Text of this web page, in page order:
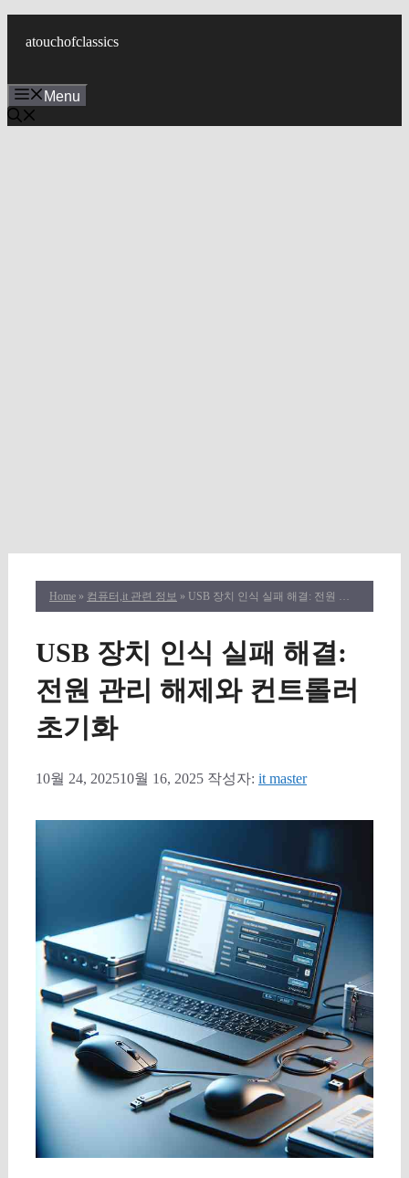
건
너
atouchofclassics
Menu
Home » 컴퓨터,it 관련 정보 » USB 장치 인식 실패 해결: 전원 관리 해제와 컨트롤러 초기화
USB 장치 인식 실패 해결:
전원 관리 해제와 컨트롤러
초기화
10월 24, 202510월 16, 2025 작성자: it master